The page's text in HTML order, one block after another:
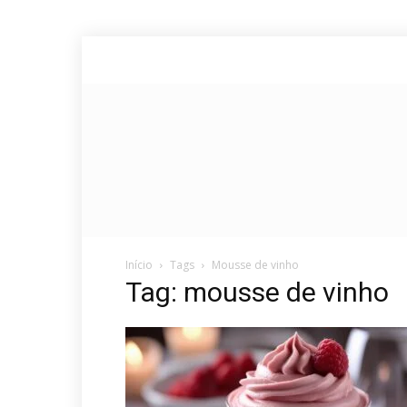
Início Tags Mousse de vinho
Tag: mousse de vinho